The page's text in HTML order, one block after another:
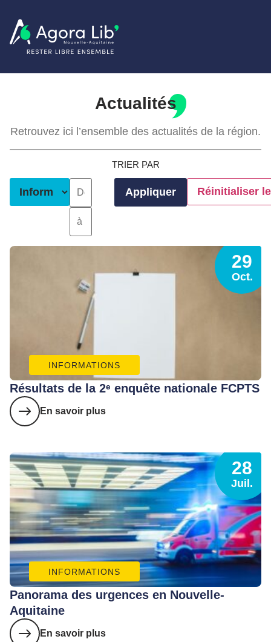
Actualités
Retrouvez ici l’ensemble des actualités de la région.
TRIER PAR
Appliquer Réinitialiser
INFORMATIONS
Résultats de la 2ᵉ enquête nationale FCPTS
En savoir plus
29
Oct.
INFORMATIONS
Panorama des urgences en Nouvelle-
Aquitaine
En savoir plus
28
Juil.